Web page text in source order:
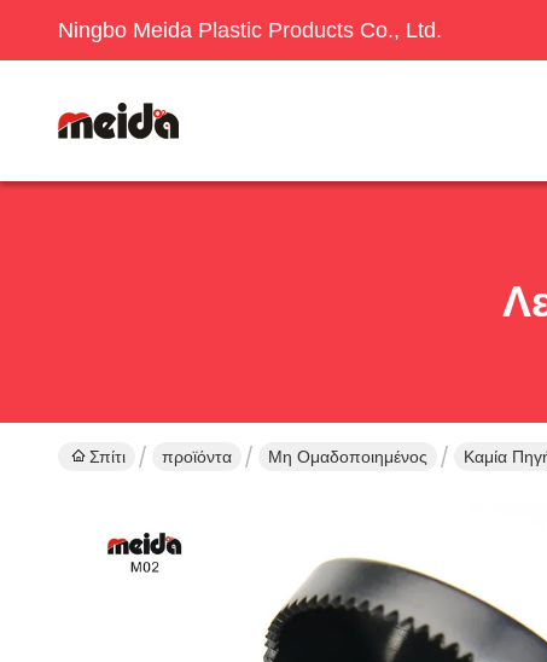
Ningbo Meida Plastic Products Co., Ltd.
Σπίτι προϊόντα Μη Ομαδοποιημένος Καμία